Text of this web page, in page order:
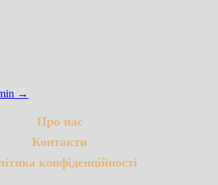
→
Про нас
Контакти
конфіденційності